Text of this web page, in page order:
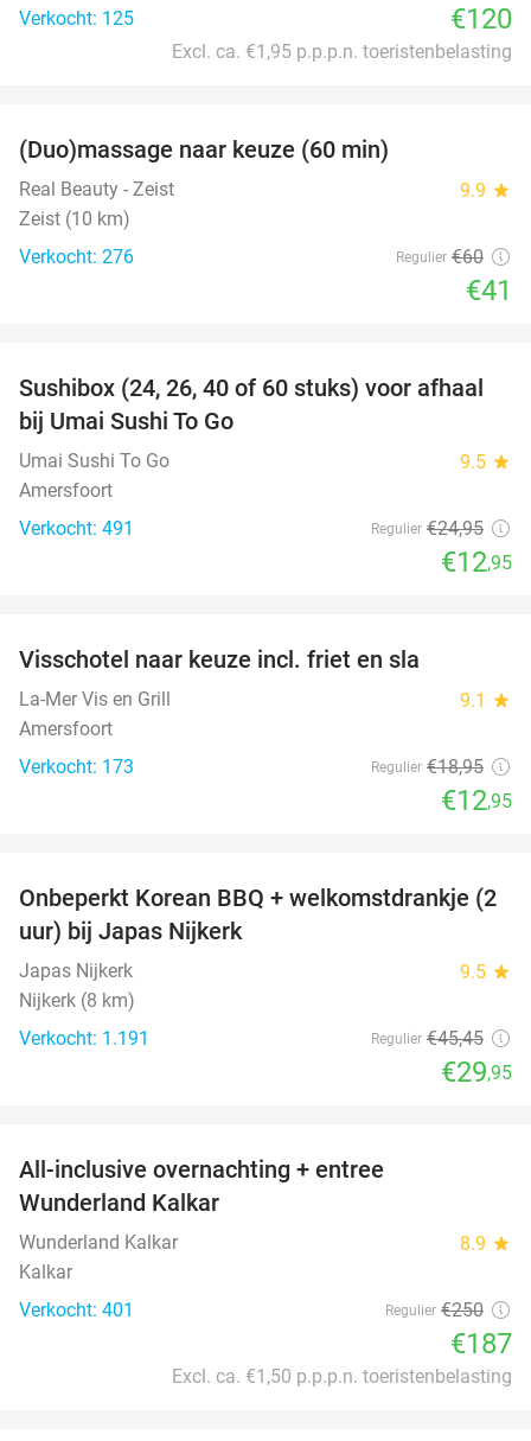
Verkocht: 125
€120
Excl. ca. €1,95 p.p.p.n. toeristenbelasting
(Duo)massage naar keuze (60 min)
Real Beauty - Zeist 9.9 star
Zeist (10 km)
Verkocht: 276
Regulier €60
€41
48%
Sushibox (24, 26, 40 of 60 stuks) voor afhaal
bij Umai Sushi To Go
Umai Sushi To Go 9.5 star
Amersfoort
Verkocht: 491
Regulier €24,95
€12,95
Visschotel naar keuze incl. friet en sla
La-Mer Vis en Grill 9.1 star
Amersfoort
Verkocht: 173
Regulier €18,95
€12,95
34%
Onbeperkt Korean BBQ + welkomstdrankje (2
uur) bij Japas Nijkerk
Japas Nijkerk 9.5 star
Nijkerk (8 km)
Verkocht: 1.191
Regulier €45,45
€29,95
All-inclusive overnachting + entree
Wunderland Kalkar
Wunderland Kalkar 8.9 star
Kalkar
Verkocht: 401
Regulier €250
€187
Excl. ca. €1,50 p.p.p.n. toeristenbelasting